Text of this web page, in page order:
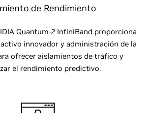
de Rendimiento
Quantum-2 InfiniBand proporciona
innovador y administración de la
ofrecer aislamientos de tráfico y
el rendimiento predictivo.